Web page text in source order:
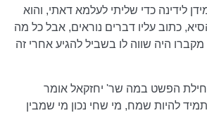
לידינה כדי שליתי לעלמא דאתי, והוא
כתוב עליו דברים נוראים, אבל כל מה
היה שווה לו בשביל להגיע אחרי זה
הפשט במה שר' יחזקאל אומר
להיות שמח, מי שחי נכון מי שמבין